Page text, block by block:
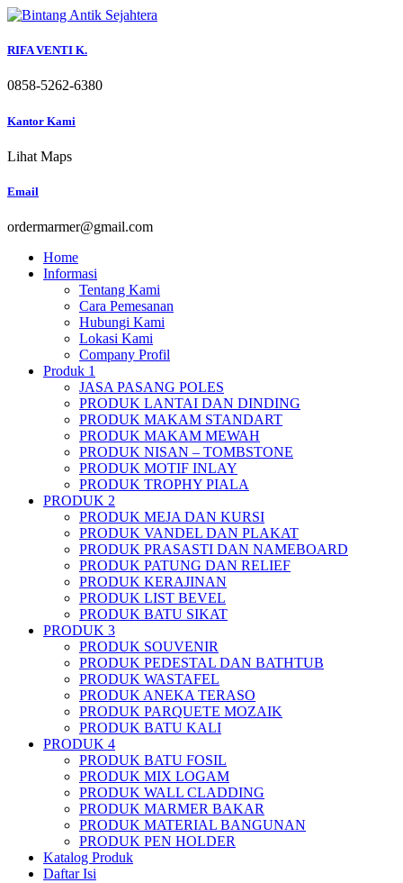
Skip
content
RIFA VENTI K.
0858-5262-6380
Kantor Kami
Lihat Maps
Email
ordermarmer@gmail.com
Home
Informasi
Tentang Kami
Cara Pemesanan
Hubungi Kami
Lokasi Kami
Company Profil
Produk 1
JASA PASANG POLES
PRODUK LANTAI DAN DINDING
PRODUK MAKAM STANDART
PRODUK MAKAM MEWAH
PRODUK NISAN – TOMBSTONE
PRODUK MOTIF INLAY
PRODUK TROPHY PIALA
PRODUK 2
PRODUK MEJA DAN KURSI
PRODUK VANDEL DAN PLAKAT
PRODUK PRASASTI DAN NAMEBOARD
PRODUK PATUNG DAN RELIEF
PRODUK KERAJINAN
PRODUK LIST BEVEL
PRODUK BATU SIKAT
PRODUK 3
PRODUK SOUVENIR
PRODUK PEDESTAL DAN BATHTUB
PRODUK WASTAFEL
PRODUK ANEKA TERASO
PRODUK PARQUETE MOZAIK
PRODUK BATU KALI
PRODUK 4
PRODUK BATU FOSIL
PRODUK MIX LOGAM
PRODUK WALL CLADDING
PRODUK MARMER BAKAR
PRODUK MATERIAL BANGUNAN
PRODUK PEN HOLDER
Katalog Produk
Daftar Isi